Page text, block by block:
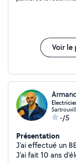
Voir le
-/5
Présentation
J'ai effectué un
J'ai fait 10 ans